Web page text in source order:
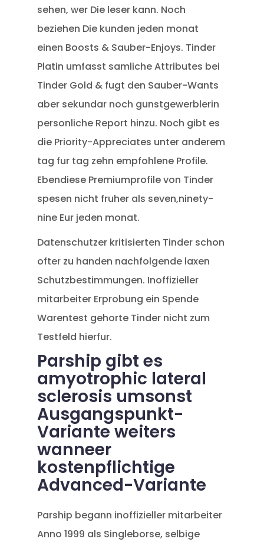
sehen, wer Die leser kann. Noch
beziehen Die kunden jeden monat
einen Boosts & Sauber-Enjoys. Tinder
Platin umfasst samliche Attributes bei
Tinder Gold & fugt den Sauber-Wants
aber sekundar noch gunstgewerblerin
personliche Report hinzu. Noch gibt es
die Priority-Appreciates unter anderem
tag fur tag zehn empfohlene Profile.
Ebendiese Premiumprofile von Tinder
spesen nicht fruher als seven,ninety-
nine Eur jeden monat.
Datenschutzer kritisierten Tinder schon
ofter zu handen nachfolgende laxen
Schutzbestimmungen. Inoffizieller
mitarbeiter Erprobung ein Spende
Warentest gehorte Tinder nicht zum
Testfeld hierfur.
Parship gibt es
amyotrophic lateral
sclerosis umsonst
Ausgangspunkt-
Variante weiters
wanneer
kostenpflichtige
Advanced-Variante
Parship begann inoffizieller mitarbeiter
Anno 1999 als Singleborse, selbige